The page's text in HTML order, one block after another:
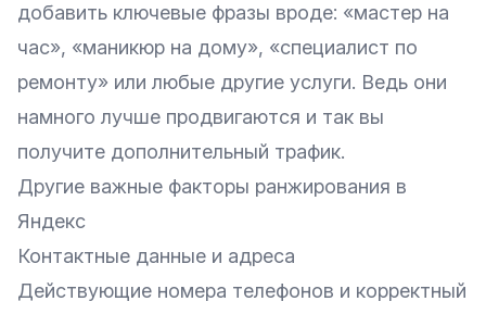
добавить ключевые фразы вроде: «мастер на
час», «маникюр на дому», «специалист по
ремонту» или любые другие услуги. Ведь они
намного лучше продвигаются и так вы
получите дополнительный трафик.
Другие важные факторы ранжирования в
Яндекс
Контактные данные и адреса
Действующие номера телефонов и корректный